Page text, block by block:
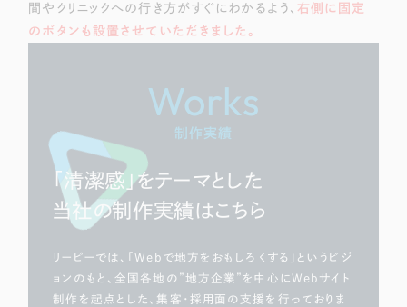
ブランドサイト・サービスサイト （85件）
求人・採用サイト
ポータルサイト・メディアサイト
LP（ランディングページ）
キャンペーン・プロモーションサイト
ブランディング（ロゴ・印刷物）
その他 （1件）
お客様インタビュー
間やクリニックへの行き方がすぐにわかるよう、 右側に固定
のボタンも設置させていただきました。
Works
制作実績
「清潔感」をテーマとした
当社の制作実績はこちら
リーピーでは、「Webで地方をおもしろくする」というビジ
ョンのもと、全国各地の”地方企業”を中心にWebサイト
制作を起点とした、集客・採用面の支援を行っておりま